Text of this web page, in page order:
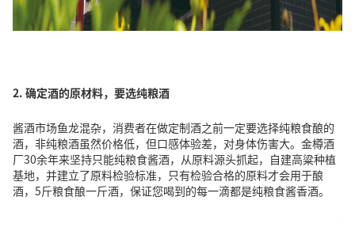
2. 确定酒的原材料， 要选纯粮酒
酱酒市场鱼龙混杂，消费者在做定制酒之前一定要选择纯粮食酿的
酒，非纯粮酒虽然价格低，但口感体验差，对身体伤害大。金樽酒
厂30余年来坚持只能纯粮食酱酒，从原料源头抓起，自建高粱种植
基地，并建立了原料检验标准，只有检验合格的原料才会用于酿
酒，5斤粮食酿一斤酒，保证您喝到的每一滴都是纯粮食酱香酒。